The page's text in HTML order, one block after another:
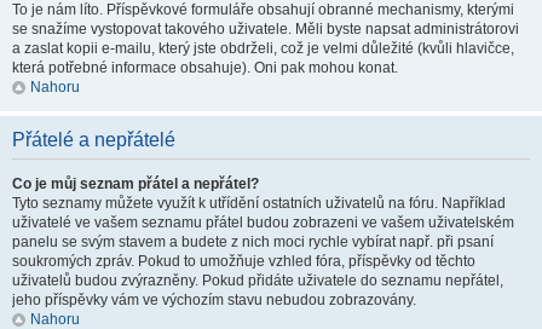
To je nám líto. Příspěvkové formuláře obsahují obranné mechanismy, kterými
se snažíme vystopovat takového uživatele. Měli byste napsat administrátorovi
a zaslat kopii e-mailu, který jste obdrželi, což je velmi důležité (kvůli hlavičce,
která potřebné informace obsahuje). Oni pak mohou konat.
Nahoru
Přátelé a nepřátelé
Co je můj seznam přátel a nepřátel?
Tyto seznamy můžete využít k utřídění ostatních uživatelů na fóru. Například
uživatelé ve vašem seznamu přátel budou zobrazeni ve vašem uživatelském
panelu se svým stavem a budete z nich moci rychle vybírat např. při psaní
soukromých zpráv. Pokud to umožňuje vzhled fóra, příspěvky od těchto
uživatelů budou zvýrazněny. Pokud přidáte uživatele do seznamu nepřátel,
jeho příspěvky vám ve výchozím stavu nebudou zobrazovány.
Nahoru